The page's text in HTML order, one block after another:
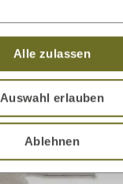
Alle zulassen
Auswahl erlauben
Ablehnen